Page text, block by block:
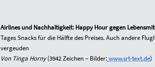
Airlines und Nachhaltigkeit: Happy Hour gegen
Tages Snacks für die Hälfte des Preises. Auch andere
vergeuden
Von Tinga Horny(3942Zeichen – Bilder:www.srt-text.de)